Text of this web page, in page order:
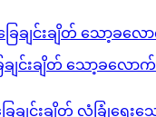
င်းချိတ် သော့ခလောက်